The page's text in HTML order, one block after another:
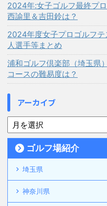
2024年:女子ゴルフ最終プ
西諭里＆吉田鈴は？
2024年度女子プロゴルフ
人選手等まとめ
浦和ゴルフ倶楽部（埼玉県
コースの難易度は？
アーカイブ
ゴルフ場紹介
埼玉県
神奈川県